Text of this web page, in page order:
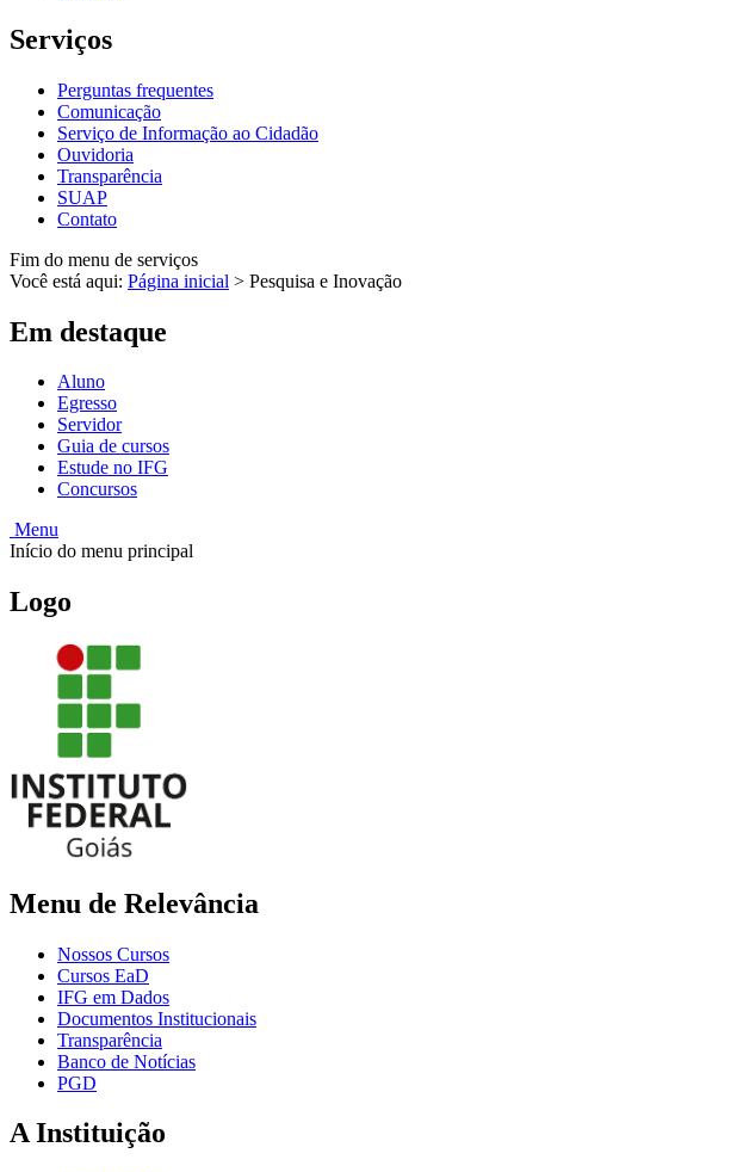
Serviços
Perguntas frequentes
Comunicação
Serviço de Informação ao Cidadão
Ouvidoria
Transparência
SUAP
Contato
Fim do menu de serviços
Você está aqui: Página inicial > Pesquisa e Inovação
Em destaque
Aluno
Egresso
Servidor
Guia de cursos
Estude no IFG
Concursos
Menu
Início do menu principal
Logo
Menu de Relevância
Nossos Cursos
Cursos EaD
IFG em Dados
Documentos Institucionais
Transparência
Banco de Notícias
PGD
A Instituição